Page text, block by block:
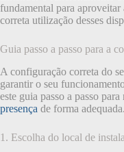
fundamental para
correta utilização desses
Guia passo a passo para a
A configuração correta do
garantir o seu
este guia passo a passo
presença de forma adequada.
1. Escolha do local de